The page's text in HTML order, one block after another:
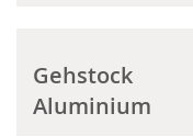
Gehstock
Aluminium